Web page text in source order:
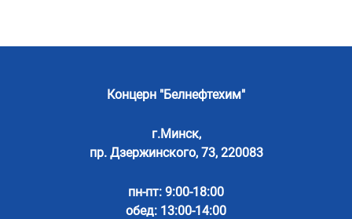
Концерн "Белнефтехим"
г.Минск,
пр. Дзержинского, 73, 220083
пн-пт: 9:00-18:00
обед: 13:00-14:00